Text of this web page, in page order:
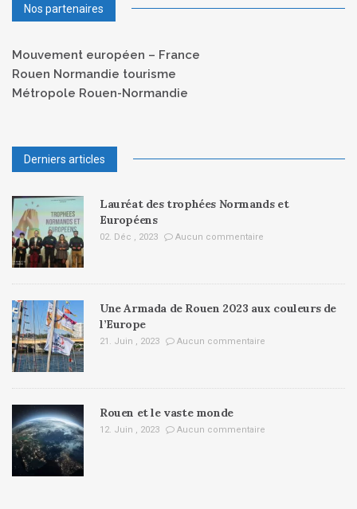
Nos partenaires
Mouvement européen – France
Rouen Normandie tourisme
Métropole Rouen-Normandie
Derniers articles
Lauréat des trophées Normands et
Européens
02. Déc , 2023 Aucun commentaire
Une Armada de Rouen 2023 aux couleurs de
l’Europe
21. Juin , 2023 Aucun commentaire
Rouen et le vaste monde
12. Juin , 2023 Aucun commentaire